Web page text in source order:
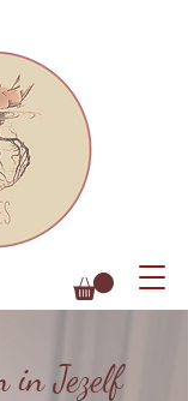
in Jezelf